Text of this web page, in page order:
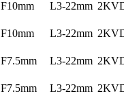
F10mm L3-22mm
F10mm L3-22mm
F7.5mm L3-22mm
F7.5mm L3-22mm